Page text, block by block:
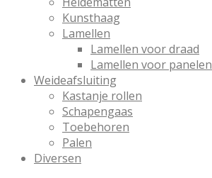
Kunsthaag
Lamellen
Lamellen voor draad
Lamellen voor panelen
Weideafsluiting
Kastanje rollen
Schapengaas
Toebehoren
Palen
Diversen